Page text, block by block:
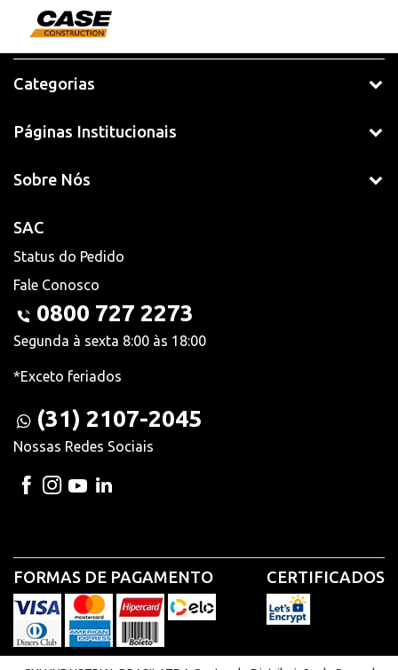
Categorias
Páginas Institucionais
Sobre Nós
SAC
Status do Pedido
Fale Conosco
0800 727 2273
Segunda à sexta 8:00 às 18:00
*Exceto feriados
(31) 2107-2045
Nossas Redes Sociais
FORMAS DE PAGAMENTO CERTIFICADOS